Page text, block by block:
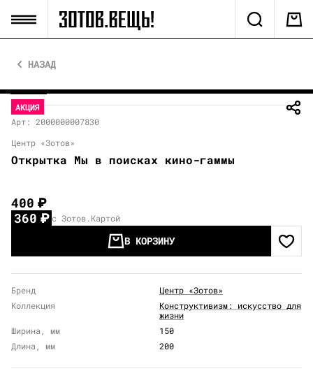
НАЗАД
АКЦИЯ
Арт: 2000000007830
Центр «Зотов»
Открытка Мы в поисках кино-гаммы
400₽
360₽ с Зотов.Картой
В КОРЗИНУ
Бренд
Центр «Зотов»
Коллекция
Конструктивизм: искусство для
жизни
Ширина, мм
150
Длина, мм
200